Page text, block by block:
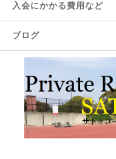
入会にかかる費用など
ブログ